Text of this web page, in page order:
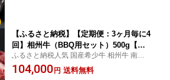
【ふるさと納税】【定期便：3ヶ月毎に4
回】相州牛（BBQ用セット）500g【合
計2kg】【 牛肉 お肉 ブランド牛 神奈川
県 南足柄市 】
ふるさと納税人気 国産希少牛 相州牛 南足
柄ブランド 神奈川県 南足柄市 農林水産大
臣賞受賞歴
104,000 円 送料無料